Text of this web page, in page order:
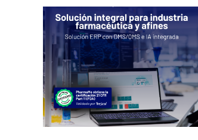
Sostenibilidad
el
Greiner Bio-One
certifica otros
productos con
etiqueta
ecológica